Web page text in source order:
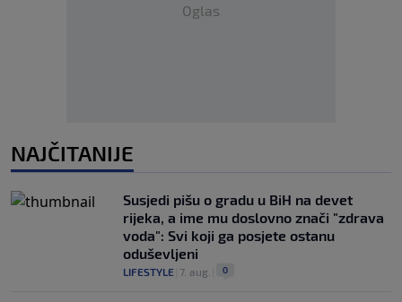
Oglas
NAJČITANIJE
Susjedi pišu o gradu u BiH na devet
rijeka, a ime mu doslovno znači "zdrava
voda": Svi koji ga posjete ostanu
oduševljeni
LIFESTYLE 7. aug. 0